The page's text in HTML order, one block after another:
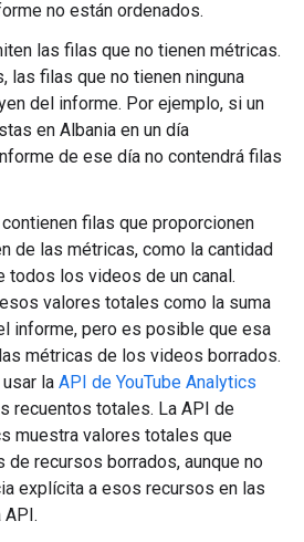
no están ordenados.
las filas que no tienen métricas.
las filas que no tienen ninguna
del informe. Por ejemplo, si un
en Albania en un día
de ese día no contendrá filas
filas que proporcionen
de las métricas, como la cantidad
todos los videos de un canal.
valores totales como la suma
informe, pero es posible que esa
métricas de los videos borrados.
la API de YouTube Analytics
recuentos totales. La API de
muestra valores totales que
de recursos borrados, aunque no
explícita a esos recursos en las